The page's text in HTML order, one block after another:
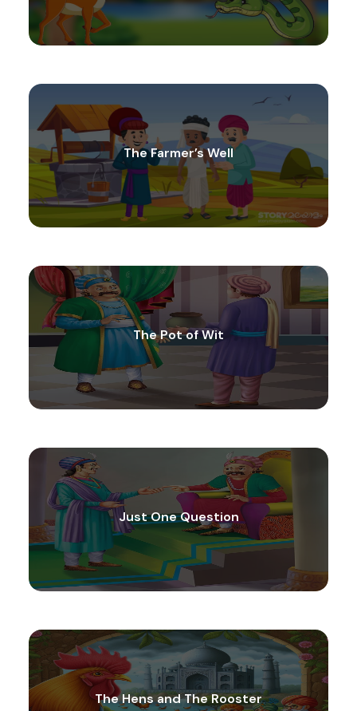
The Farmer’s Well
The Pot of Wit
Just One Question
The Hens and The Rooster